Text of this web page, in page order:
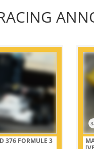
376 FORMULE 3